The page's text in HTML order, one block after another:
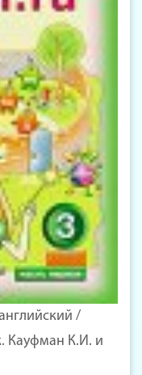
/
Кауфман К.И. и